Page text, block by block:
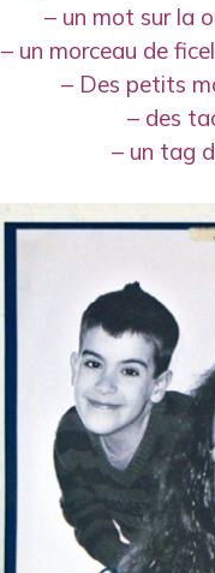
– un mot sur la
– un morceau de
– Des petits
– des
– un tag